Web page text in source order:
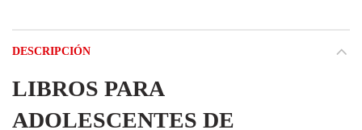
DESCRIPCIÓN
LIBROS PARA
ADOLESCENTES DE